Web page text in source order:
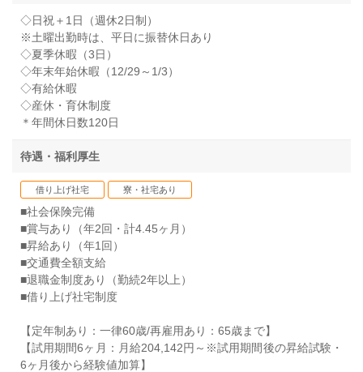
◇日祝＋1日（週休2日制）
※土曜出勤時は、平日に振替休日あり
◇夏季休暇（3日）
◇年末年始休暇（12/29～1/3）
◇有給休暇
◇産休・育休制度
＊年間休日数120日
待遇・福利厚生
借り上げ社宅 寮・社宅あり
■社会保険完備
■賞与あり（年2回・計4.45ヶ月）
■昇給あり（年1回）
■交通費全額支給
■退職金制度あり（勤続2年以上）
■借り上げ社宅制度
【定年制あり：一律60歳/再雇用あり：65歳まで】
【試用期間6ヶ月：月給204,142円～※試用期間後の昇給試験・
6ヶ月後から経験値加算】